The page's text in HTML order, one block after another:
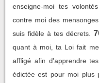
enseigne-moi tes
contre moi des
suis fidèle à tes décrets.
quant à moi, ta Loi fait
affligé afin d'apprendre tes
édictée est pour moi plus